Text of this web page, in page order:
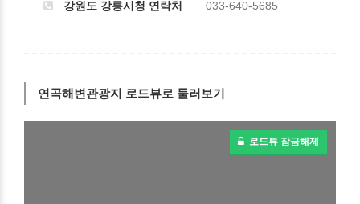
강원도 강릉시청 연락처 033-640-5685
연곡해변관광지 로드뷰로 둘러보기
로드뷰 잠금해제